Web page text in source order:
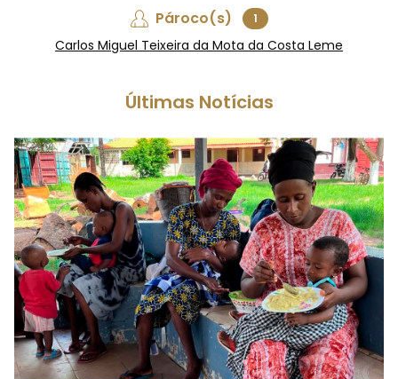
Pároco(s) 1
Carlos Miguel Teixeira da Mota da Costa Leme
Últimas Notícias